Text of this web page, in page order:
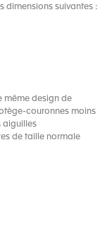
dimensions suivantes :
même design de
couronnes moins
aiguilles
de taille normale